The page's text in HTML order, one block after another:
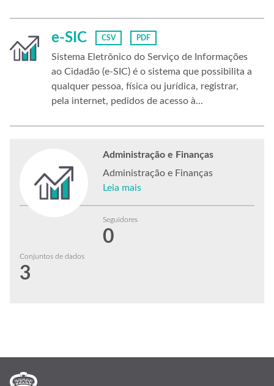
e-SIC CSV PDF
Sistema Eletrônico do Serviço de Informações
ao Cidadão (e-SIC) é o sistema que possibilita a
qualquer pessoa, física ou jurídica, registrar,
pela internet, pedidos de acesso à...
Administração e Finanças
Administração e Finanças
Leia mais
Seguidores
0
Conjuntos de dados
3